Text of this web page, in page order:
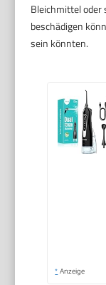
Bleichmittel oder
beschädigen
sein könnten.
* Anzeige